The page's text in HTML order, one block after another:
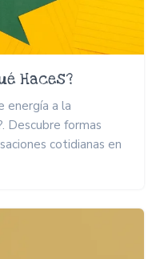
Haces?
energía a la
Descubre formas
cotidianas en